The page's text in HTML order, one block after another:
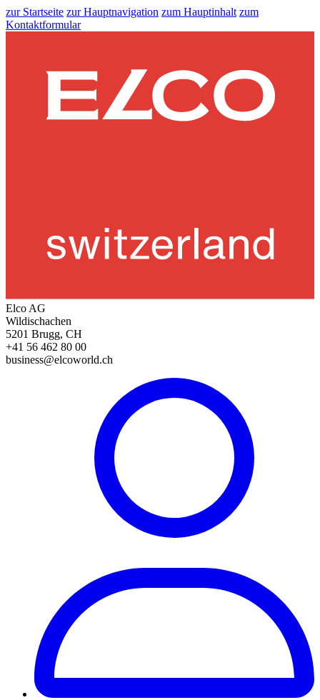
zur Startseite zur Hauptnavigation zum Hauptinhalt zum
Kontaktformular
Elco AG
Wildischachen
5201 Brugg, CH
+41 56 462 80 00
business@elcoworld.ch